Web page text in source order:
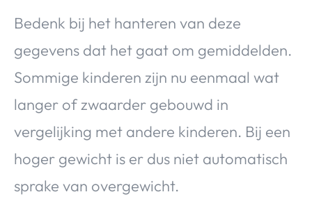
Bedenk bij het hanteren van deze
gegevens dat het gaat om gemiddelden.
Sommige kinderen zijn nu eenmaal wat
langer of zwaarder gebouwd in
vergelijking met andere kinderen. Bij een
hoger gewicht is er dus niet automatisch
sprake van overgewicht.